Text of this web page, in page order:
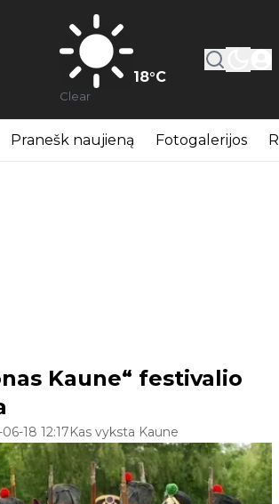
18°C
Clear
Pranešk naujieną Fotogalerijos
Kaune“ festivalio
18 12:17Kas vyksta Kaune